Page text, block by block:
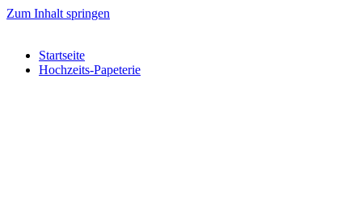
Zum Inhalt springen
Startseite
Hochzeits-Papeterie